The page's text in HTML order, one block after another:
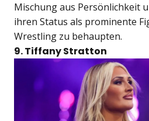
Mischung aus Persönlichkeit
ihren Status als prominente
Wrestling zu behaupten.
9. Tiffany Stratton